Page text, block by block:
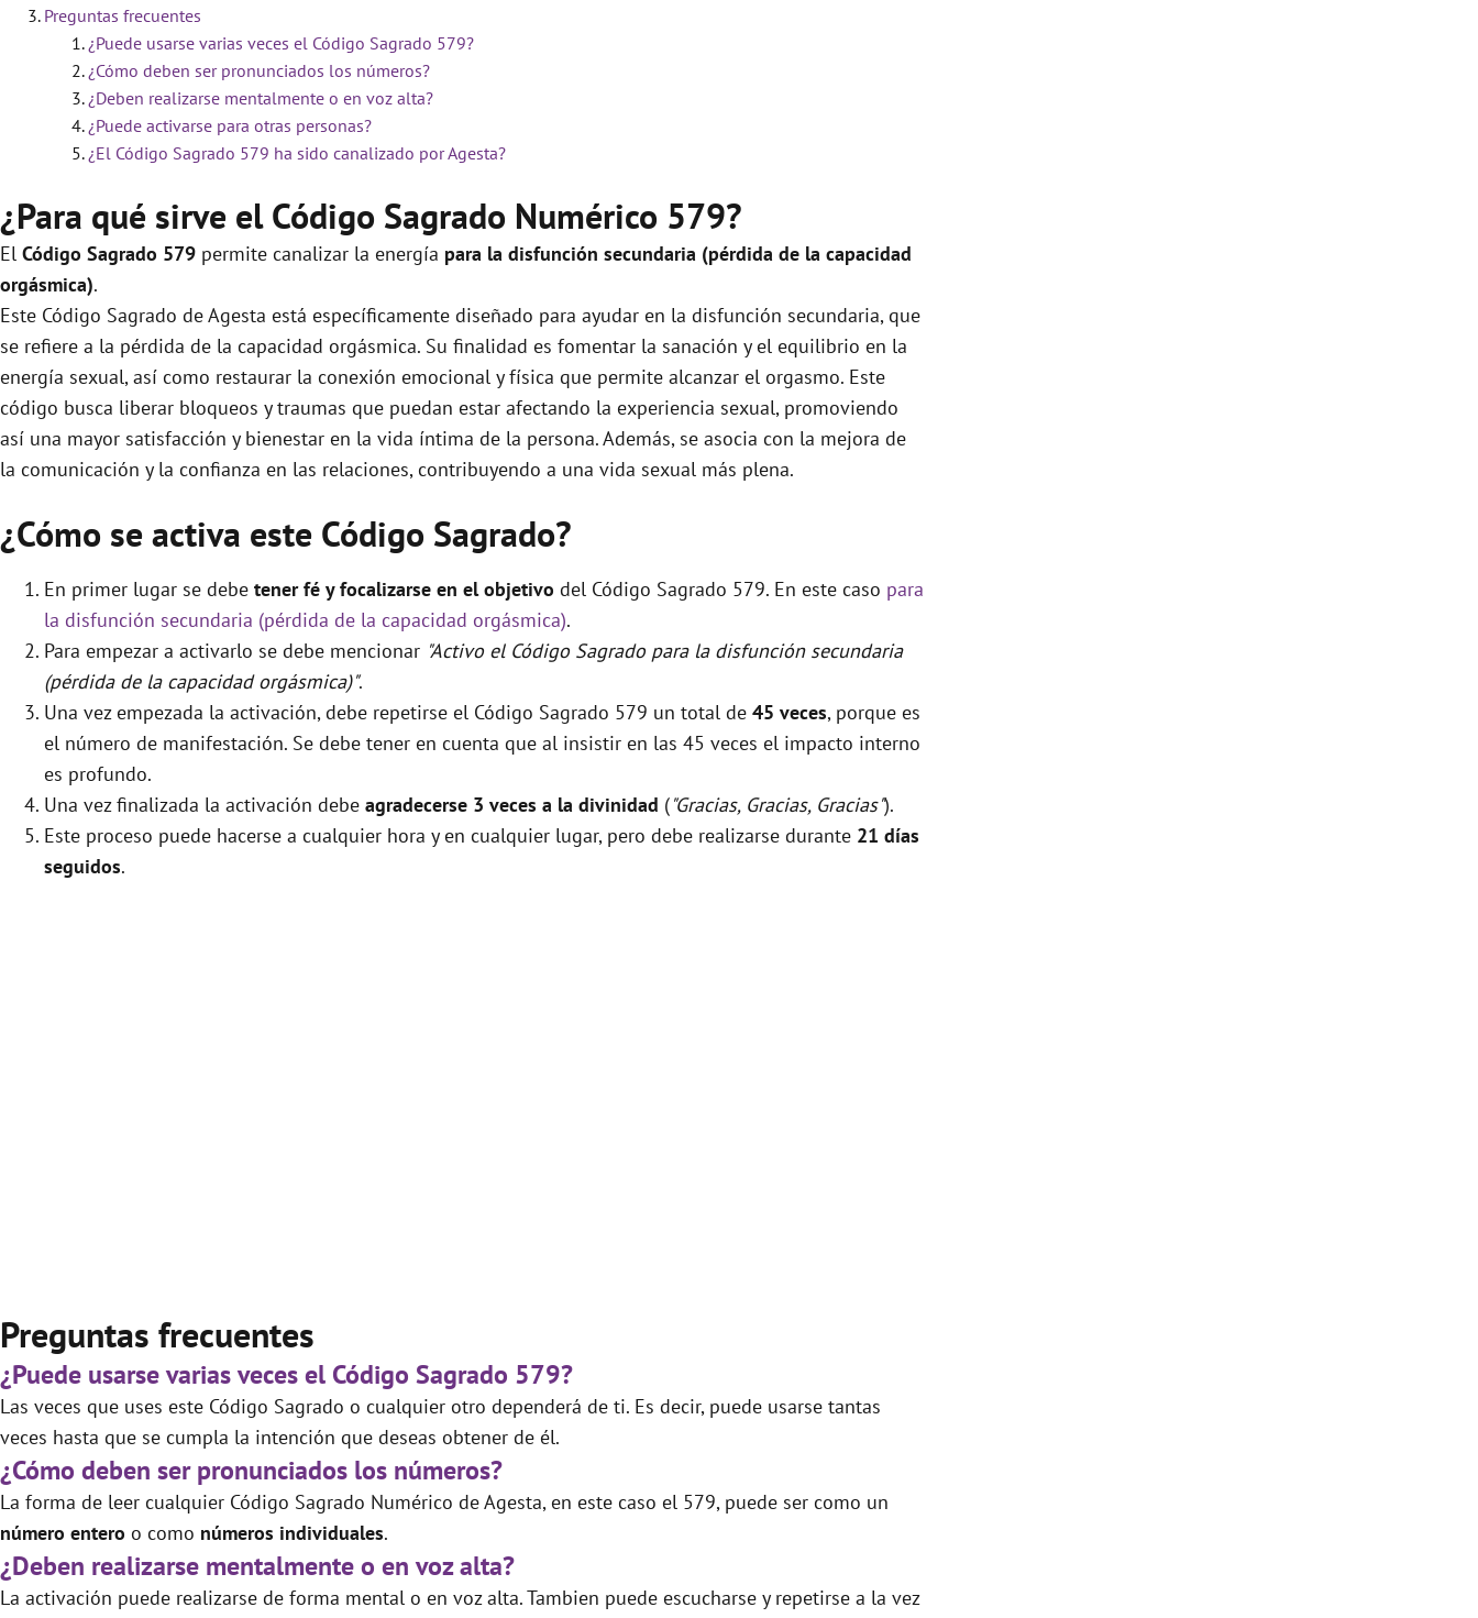
Preguntas frecuentes
¿Puede usarse varias veces el Código Sagrado 579?
¿Cómo deben ser pronunciados los números?
¿Deben realizarse mentalmente o en voz alta?
¿Puede activarse para otras personas?
¿El Código Sagrado 579 ha sido canalizado por Agesta?
¿Para qué sirve el Código Sagrado Numérico 579?
El Código Sagrado 579 permite canalizar la energía para la disfunción secundaria (pérdida de la capacidad
orgásmica).
Este Código Sagrado de Agesta está específicamente diseñado para ayudar en la disfunción secundaria, que
se refiere a la pérdida de la capacidad orgásmica. Su finalidad es fomentar la sanación y el equilibrio en la
energía sexual, así como restaurar la conexión emocional y física que permite alcanzar el orgasmo. Este
código busca liberar bloqueos y traumas que puedan estar afectando la experiencia sexual, promoviendo
así una mayor satisfacción y bienestar en la vida íntima de la persona. Además, se asocia con la mejora de
la comunicación y la confianza en las relaciones, contribuyendo a una vida sexual más plena.
¿Cómo se activa este Código Sagrado?
En primer lugar se debe tener fé y focalizarse en el objetivo del Código Sagrado 579. En este caso para
la disfunción secundaria (pérdida de la capacidad orgásmica).
Para empezar a activarlo se debe mencionar "Activo el Código Sagrado para la disfunción secundaria
(pérdida de la capacidad orgásmica)".
Una vez empezada la activación, debe repetirse el Código Sagrado 579 un total de 45 veces, porque es
el número de manifestación. Se debe tener en cuenta que al insistir en las 45 veces el impacto interno
es profundo.
Una vez finalizada la activación debe agradecerse 3 veces a la divinidad ("Gracias, Gracias, Gracias").
Este proceso puede hacerse a cualquier hora y en cualquier lugar, pero debe realizarse durante 21 días
seguidos.
Preguntas frecuentes
¿Puede usarse varias veces el Código Sagrado 579?
Las veces que uses este Código Sagrado o cualquier otro dependerá de ti. Es decir, puede usarse tantas
veces hasta que se cumpla la intención que deseas obtener de él.
¿Cómo deben ser pronunciados los números?
La forma de leer cualquier Código Sagrado Numérico de Agesta, en este caso el 579, puede ser como un
número entero o como números individuales.
¿Deben realizarse mentalmente o en voz alta?
La activación puede realizarse de forma mental o en voz alta. Tambien puede escucharse y repetirse a la vez